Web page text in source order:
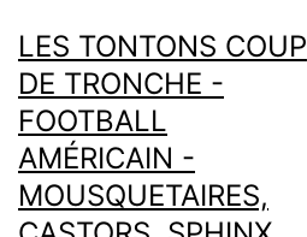
au
contenu
LES TONTONS COUP
DE TRONCHE -
FOOTBALL
AMÉRICAIN -
MOUSQUETAIRES,